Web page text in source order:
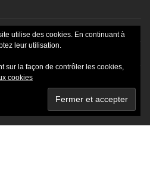
NordicMade
utilise des cookies. En continuant à
leur utilisation.
sur la façon de contrôler les cookies,
cookies